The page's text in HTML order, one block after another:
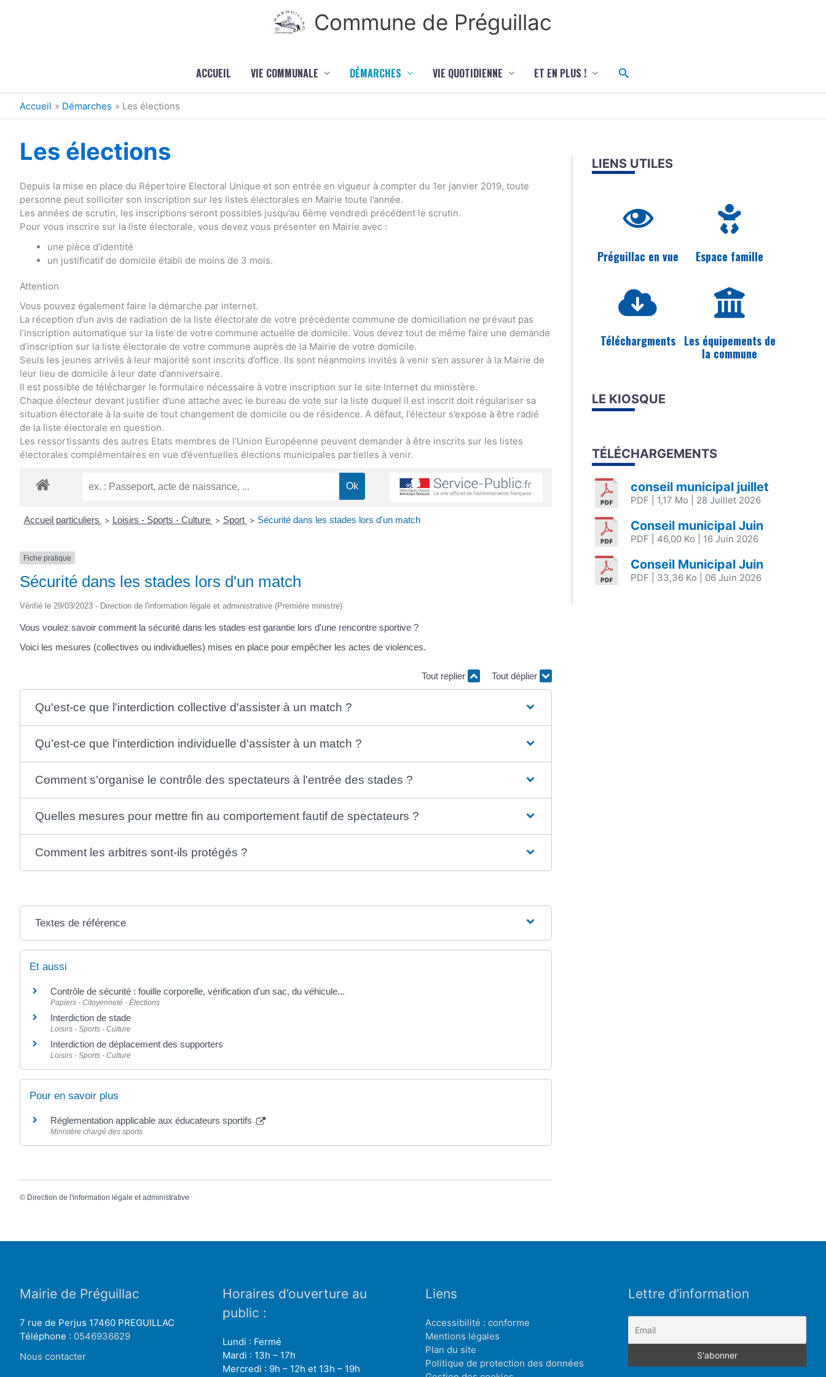
Commune de Préguillac
ACCUEIL VIE COMMUNALE DÉMARCHES VIE QUOTIDIENNE ET EN PLUS ! Rechercher
Accueil Démarches Les élections
Les élections
Depuis la mise en place du Répertoire Electoral Unique et son entrée en vigueur à compter du 1er janvier 2019, toute
personne peut solliciter son inscription sur les listes électorales en Mairie toute l’année.
Les années de scrutin, les inscriptions seront possibles jusqu’au 6ème vendredi précédent le scrutin.
Pour vous inscrire sur la liste électorale, vous devez vous présenter en Mairie avec :
une pièce d’identité
un justificatif de domicile établi de moins de 3 mois.
Attention
Vous pouvez également faire la démarche par internet.
La réception d’un avis de radiation de la liste électorale de votre précédente commune de domiciliation ne prévaut pas
l’inscription automatique sur la liste de votre commune actuelle de domicile. Vous devez tout de même faire une demande
d’inscription sur la liste électorale de votre commune auprès de la Mairie de votre domicile.
Seuls les jeunes arrivés à leur majorité sont inscrits d’office. Ils sont néanmoins invités à venir s’en assurer à la Mairie de
leur lieu de domicile à leur date d’anniversaire.
Il est possible de télécharger le formulaire nécessaire à votre inscription sur le site Internet du ministère.
Chaque électeur devant justifier d’une attache avec le bureau de vote sur la liste duquel il est inscrit doit régulariser sa
situation électorale à la suite de tout changement de domicile ou de résidence. A défaut, l’électeur s’expose à être radié
de la liste électorale en question.
Les ressortissants des autres Etats membres de l’Union Européenne peuvent demander à être inscrits sur les listes
électorales complémentaires en vue d’éventuelles élections municipales partielles à venir.
Accueil particuliers > Loisirs - Sports - Culture > Sport > Sécurité dans les stades lors d'un match
Fiche pratique
Sécurité dans les stades lors d'un match
Vérifié le 29/03/2023 - Direction de l'information légale et administrative (Première ministre)
Vous voulez savoir comment la sécurité dans les stades est garantie lors d'une rencontre sportive ?
Voici les mesures (collectives ou individuelles) mises en place pour empêcher les actes de violences.
Tout replier Tout déplier
Qu'est-ce que l'interdiction collective d'assister à un match ?
Qu'est-ce que l'interdiction individuelle d'assister à un match ?
Comment s'organise le contrôle des spectateurs à l'entrée des stades ?
Quelles mesures pour mettre fin au comportement fautif de spectateurs ?
Comment les arbitres sont-ils protégés ?
Textes de référence
Et aussi
Contrôle de sécurité : fouille corporelle, vérification d'un sac, du véhicule...
Papiers - Citoyenneté - Élections
Interdiction de stade
Loisirs - Sports - Culture
Interdiction de déplacement des supporters
Loisirs - Sports - Culture
Pour en savoir plus
Réglementation applicable aux éducateurs sportifs
Ministère chargé des sports
© Direction de l'information légale et administrative
LIENS UTILES
Préguillac en vue Espace famille
Téléchargments Les équipements de
la commune
LE KIOSQUE
TÉLÉCHARGEMENTS
conseil municipal juillet
PDF | 1,17 Mo | 28 Juillet 2026
Conseil municipal Juin
PDF | 46,00 Ko | 16 Juin 2026
Conseil Municipal Juin
PDF | 33,36 Ko | 06 Juin 2026
Mairie de Préguillac
7 rue de Perjus 17460 PREGUILLAC
Téléphone : 0546936629
Nous contacter
Horaires d’ouverture au
public :
Lundi : Fermé
Mardi : 13h – 17h
Mercredi : 9h – 12h et 13h – 19h
Liens
Accessibilité : conforme
Mentions légales
Plan du site
Politique de protection des données
Lettre d’information